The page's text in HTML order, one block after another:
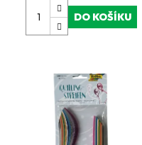
DO KOŠÍKU